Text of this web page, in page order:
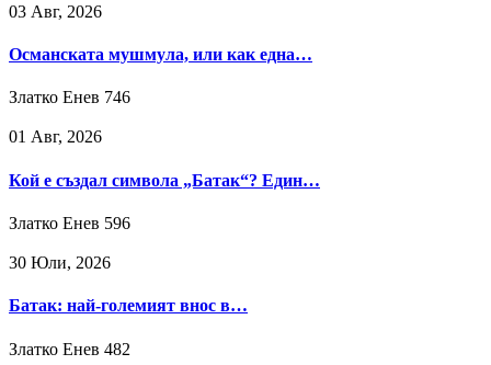
03 Авг, 2026
Османската мушмула, или как една…
Златко Енев 746
01 Авг, 2026
Кой е създал символа „Батак“? Един…
Златко Енев 596
30 Юли, 2026
Батак: най-големият внос в…
Златко Енев 482